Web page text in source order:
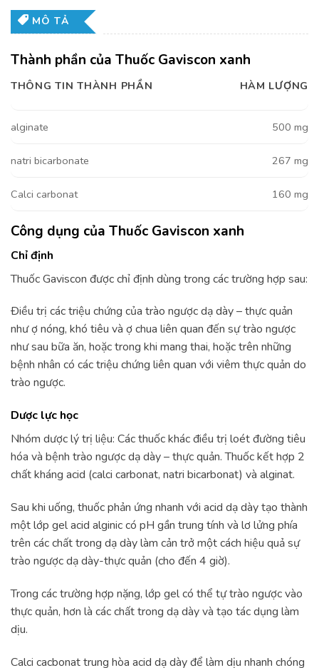
MÔ TẢ
Thành phần của Thuốc Gaviscon xanh
THÔNG TIN THÀNH PHẦN HÀM LƯỢNG
alginate 500 mg
natri bicarbonate 267 mg
Calci carbonat 160 mg
Công dụng của Thuốc Gaviscon xanh
Chỉ định
Thuốc Gaviscon được chỉ định dùng trong các trường hợp sau:
Ðiều trị các triệu chứng của trào ngược dạ dày – thực quản
như ợ nóng, khó tiêu và ợ chua liên quan đến sự trào ngược
như sau bữa ăn, hoặc trong khi mang thai, hoặc trên những
bệnh nhân có các triệu chứng liên quan với viêm thực quản do
trào ngược.
Dược lực học
Nhóm dược lý trị liệu: Các thuốc khác điều trị loét đường tiêu
hóa và bệnh trào ngược dạ dày – thực quản. Thuốc kết hợp 2
chất kháng acid (calci carbonat, natri bicarbonat) và alginat.
Sau khi uống, thuốc phản ứng nhanh với acid dạ dày tạo thành
một lớp gel acid alginic có pH gần trung tính và lơ lửng phía
trên các chất trong dạ dày làm cản trở một cách hiệu quả sự
trào ngược dạ dày-thực quản (cho đến 4 giờ).
Trong các trường hợp nặng, lớp gel có thể tự trào ngược vào
thực quản, hơn là các chất trong dạ dày và tạo tác dụng làm
dịu.
Calci cacbonat trung hòa acid dạ dày để làm dịu nhanh chóng